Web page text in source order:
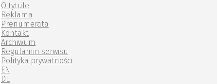
O tytule
Reklama
Prenumerata
Kontakt
Archiwum
Regulamin serwisu
Polityka prywatności
EN
DE